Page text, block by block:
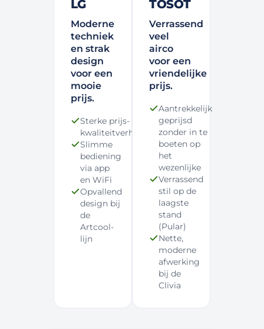
LG
Moderne
techniek
en strak
design
voor een
mooie
prijs.
Sterke prijs-
kwaliteitverhouding
Slimme
bediening
via app
en WiFi
Opvallend
design bij
de
Artcool-
lijn
TOSOT
Verrassend
veel
airco
voor een
vriendelijke
prijs.
Aantrekkelijk
geprijsd
zonder in te
boeten op
het
wezenlijke
Verrassend
stil op de
laagste
stand
(Pular)
Nette,
moderne
afwerking
bij de
Clivia